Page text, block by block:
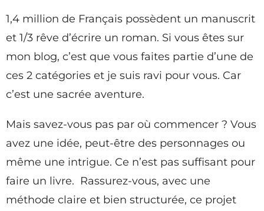
1,4 million de Français possèdent un manuscrit
et 1/3 rêve d’écrire un roman. Si vous êtes sur
mon blog, c’est que vous faites partie d’une de
ces 2 catégories et je suis ravi pour vous. Car
c’est une sacrée aventure.
Mais savez-vous pas par où commencer ? Vous
avez une idée, peut-être des personnages ou
même une intrigue. Ce n’est pas suffisant pour
faire un livre. Rassurez-vous, avec une
méthode claire et bien structurée, ce projet